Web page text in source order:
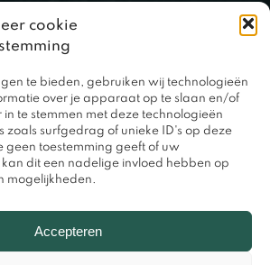
cookie
te bieden, gebruiken wij technologieën
over je apparaat op te slaan en/of
te stemmen met deze technologieën
zoals surfgedrag of unieke ID's op deze
geen toestemming geeft of uw
dit een nadelige invloed hebben op
mogelijkheden.
Accepteren
0317 – 420848